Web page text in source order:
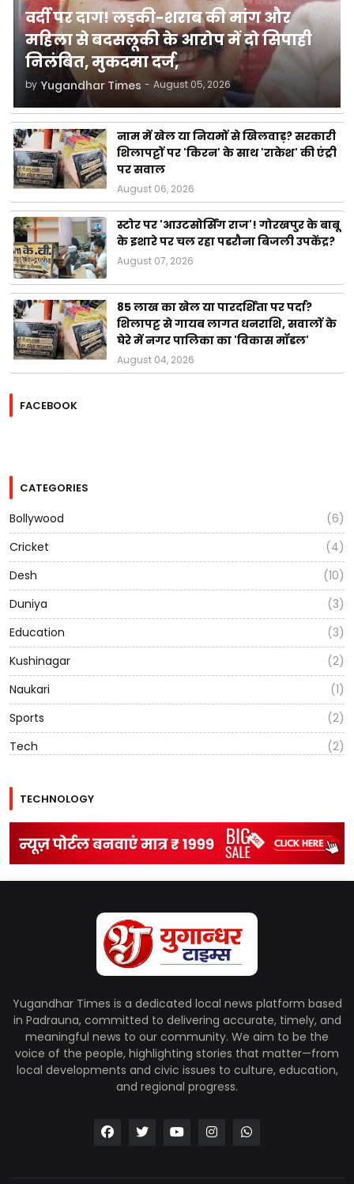
वर्दी पर दाग! लड़की-शराब की मांग और
महिला से बदसलूकी के आरोप में दो सिपाही
निलंबित, मुकदमा दर्ज,
by Yugandhar Times - August 05, 2026
नाम में खेल या नियमों से खिलवाड़? सरकारी
शिलापट्टों पर 'किरन' के साथ 'राकेश' की एंट्री
पर सवाल
August 06, 2026
स्टोर पर 'आउटसोर्सिंग राज'! गोरखपुर के बाबू
के इशारे पर चल रहा पडरौना बिजली उपकेंद्र?
August 07, 2026
85 लाख का खेल या पारदर्शिता पर पर्दा?
शिलापट्ट से गायब लागत धनराशि, सवालों के
घेरे में नगर पालिका का 'विकास मॉडल'
August 04, 2026
FACEBOOK
CATEGORIES
Bollywood
(6)
Cricket
(4)
Desh
(10)
Duniya
(3)
Education
(3)
Kushinagar
(2)
Naukari
(1)
Sports
(2)
Tech
(2)
TECHNOLOGY
Yugandhar Times is a dedicated local news platform based
in Padrauna, committed to delivering accurate, timely, and
meaningful news to our community. We aim to be the
voice of the people, highlighting stories that matter—from
local developments and civic issues to culture, education,
and regional progress.